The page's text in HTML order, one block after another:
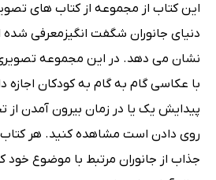
این کتاب از مجموعه از کتاب های
دنیای جانوران شگفت انگیزمعرفی شده
نشان می دهد. در این مجموعه تصویری
با عکاسی گام به گام به کودکان اجازه
پیدایش یک یا در زمان بیرون آمدن از
روی دادن است مشاهده کنید. هر